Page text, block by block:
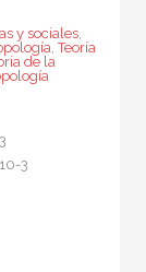
y sociales,
,Teoría
de la
3